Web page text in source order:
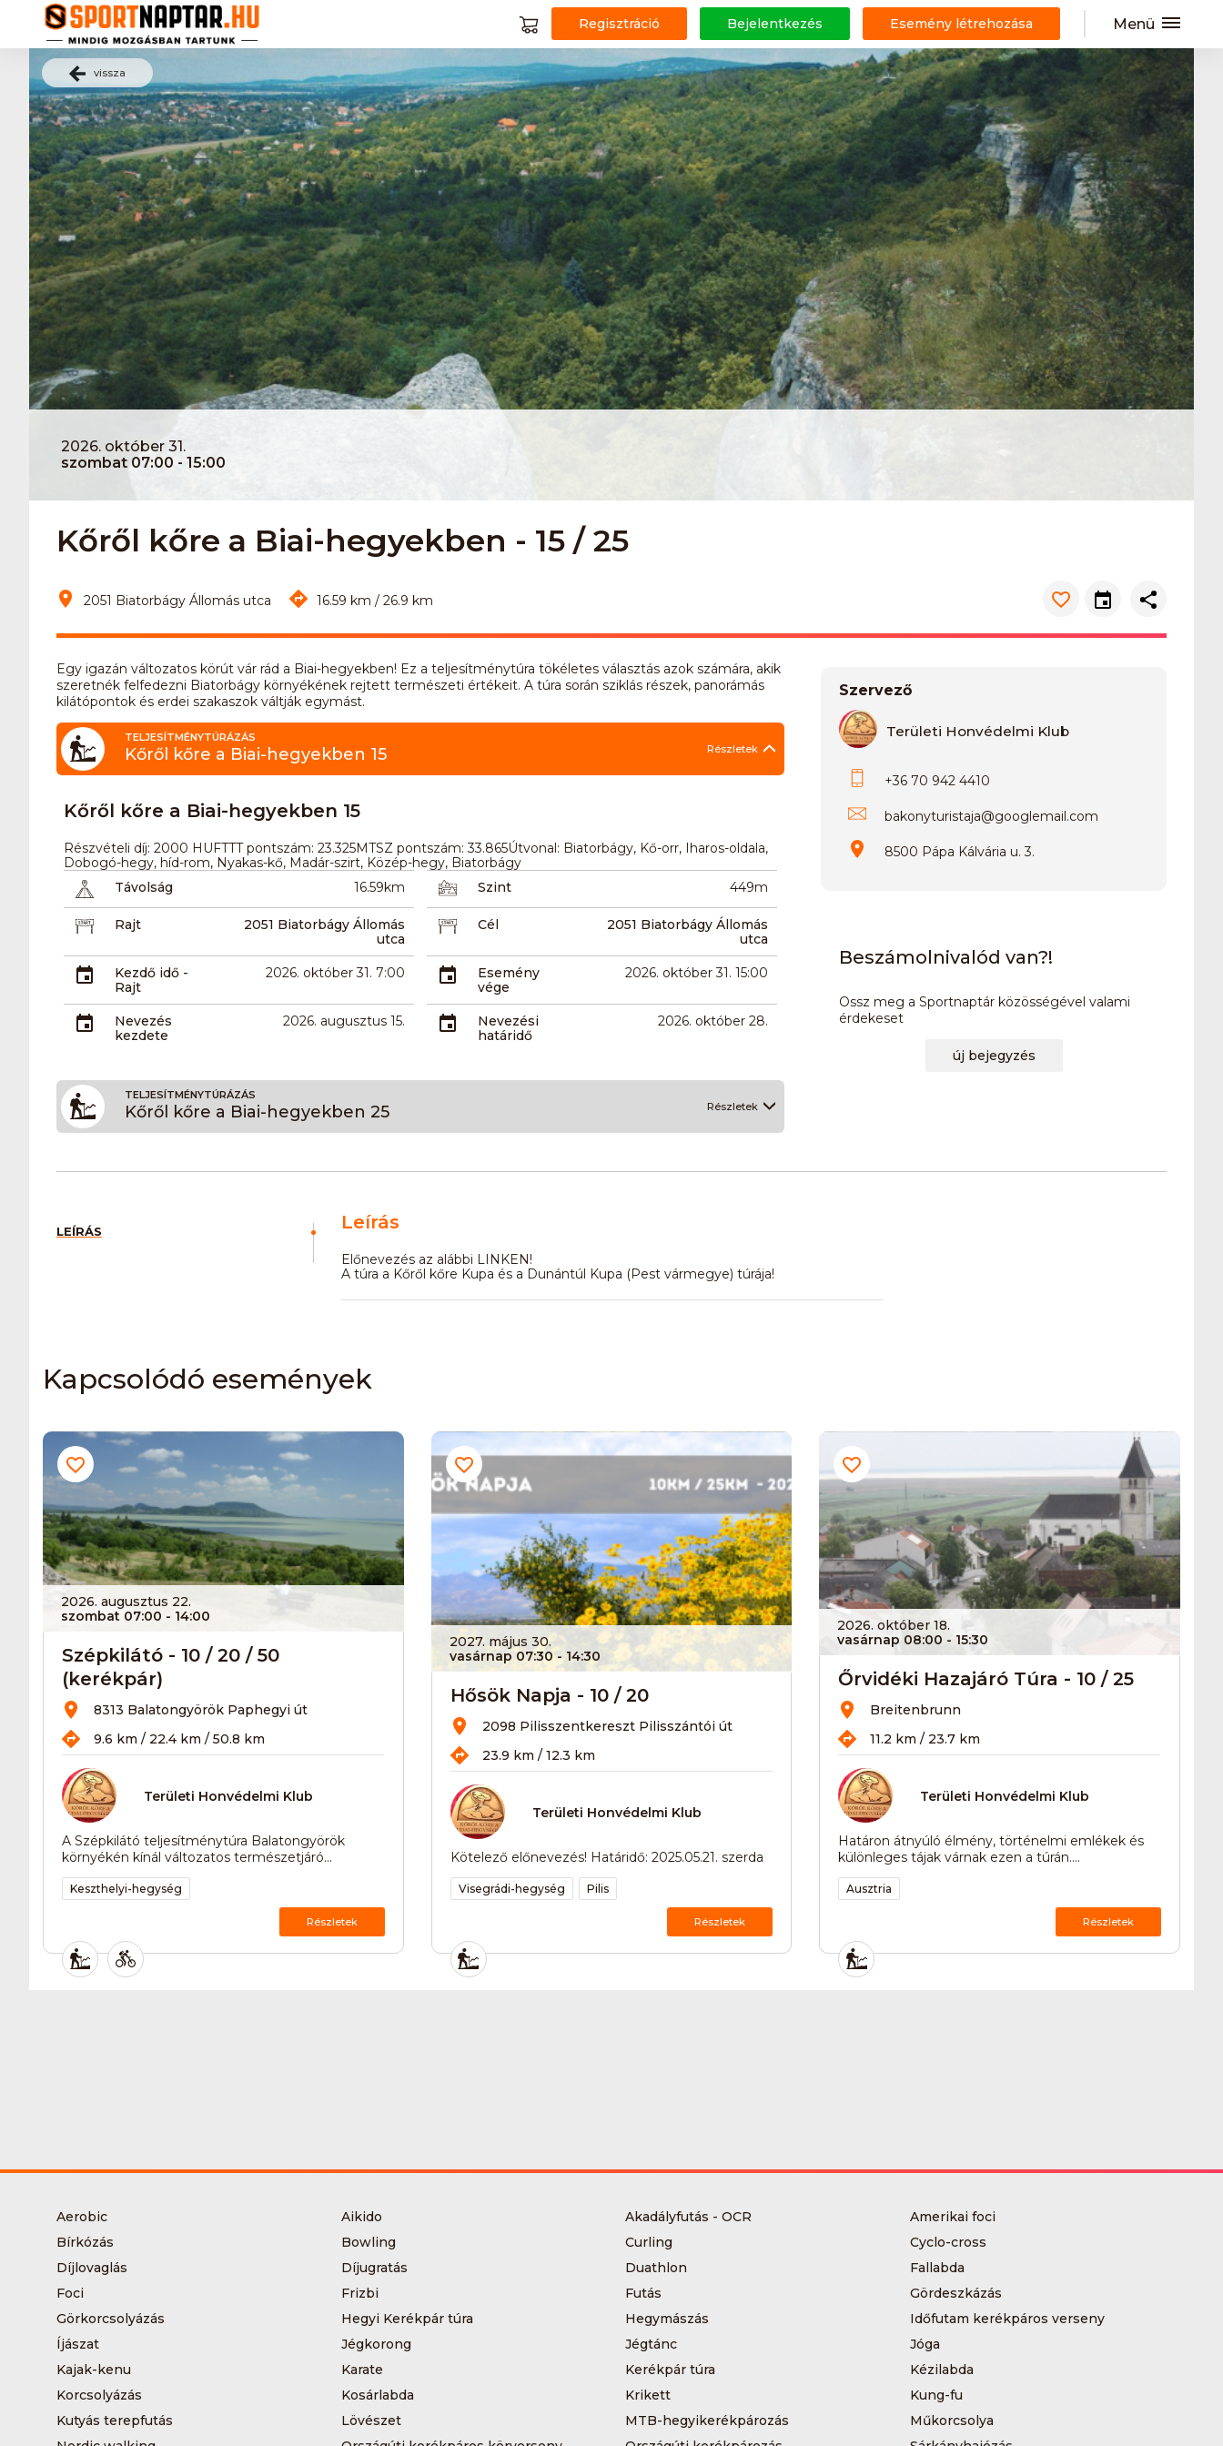
Regisztráció Bejelentkezés Esemény létrehozása Menü
vissza
2026. október 31.
szombat 07:00 - 15:00
Kőről kőre a Biai-hegyekben - 15 / 25
2051 Biatorbágy Állomás utca 16.59 km / 26.9 km
Egy igazán változatos körút vár rád a Biai-hegyekben! Ez a teljesítménytúra tökéletes választás azok számára, akik
szeretnék felfedezni Biatorbágy környékének rejtett természeti értékeit. A túra során sziklás részek, panorámás
kilátópontok és erdei szakaszok váltják egymást.
TELJESÍTMÉNYTÚRÁZÁS
Kőről kőre a Biai-hegyekben 15 Részletek
Kőről kőre a Biai-hegyekben 15
Részvételi díj: 2000 HUFTTT pontszám: 23.325MTSZ pontszám: 33.865Útvonal: Biatorbágy, Kő-orr, Iharos-oldala,
Dobogó-hegy, híd-rom, Nyakas-kő, Madár-szirt, Közép-hegy, Biatorbágy
Távolság
16.59km Szint 449m
Rajt
2051 Biatorbágy Állomás
utca
Cél
2051 Biatorbágy Állomás
utca
Kezdő idő -
Rajt
2026. október 31. 7:00
Esemény
vége
2026. október 31. 15:00
Nevezés
kezdete
2026. augusztus 15.
Nevezési
határidő
2026. október 28.
TELJESÍTMÉNYTÚRÁZÁS
Kőről kőre a Biai-hegyekben 25 Részletek
Szervező
Területi Honvédelmi Klub
+36 70 942 4410
bakonyturistaja@googlemail.com
8500 Pápa Kálvária u. 3.
Beszámolnivalód van?!
Ossz meg a Sportnaptár közösségével valami
érdekeset
új bejegyzés
LEÍRÁS Leírás
Előnevezés az alábbi LINKEN!
A túra a Kőről kőre Kupa és a Dunántúl Kupa (Pest vármegye) túrája!
Kapcsolódó események
2026. augusztus 22.
szombat 07:00 - 14:00
Szépkilátó - 10 / 20 / 50
(kerékpár)
8313 Balatongyörök Paphegyi út
9.6 km / 22.4 km / 50.8 km
Területi Honvédelmi Klub
A Szépkilátó teljesítménytúra Balatongyörök
környékén kínál változatos természetjáró...
Keszthelyi-hegység
Részletek
2027. május 30.
vasárnap 07:30- 14:30
Hősök Napja - 10 / 20
2098 Pilisszentkereszt Pilisszántói út
23.9 km / 12.3 km
Területi Honvédelmi Klub
Kötelező előnevezés! Határidő: 2025.05.21. szerda
Visegrádi-hegység Pilis
Részletek
2026. október 18.
vasárnap 08:00 - 15:30
Őrvidéki Hazajáró Túra - 10 / 25
Breitenbrunn
11.2 km / 23.7 km
Területi Honvédelmi Klub
Határon átnyúló élmény, történelmi emlékek és
különleges tájak várnak ezen a túrán....
Ausztria
Részletek
Aerobic Aikido Akadályfutás - OCR
Amerikai foci
Bírkózás
Bowling Curling
Cyclo-cross
Díjlovaglás
Díjugratás Duathlon
Fallabda
Foci
Frizbi Futás
Gördeszkázás
Görkorcsolyázás
Hegyi Kerékpár túra Hegymászás
Időfutam kerékpáros verseny
Íjászat
Jégkorong Jégtánc
Jóga
Kajak-kenu
Karate Kerékpár túra
Kézilabda
Korcsolyázás
Kosárlabda Krikett
Kung-fu
Kutyás terepfutás
Lövészet MTB-hegyikerékpározás
Műkorcsolya